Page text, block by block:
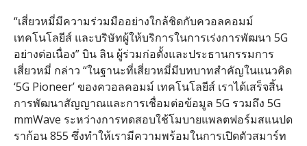
“เสี่ยวหมี่มีความร่วมมืออย่างใกล้ชิดกับควอลคอมม์
เทคโนโลยีส์ และบริษัทผู้ให้บริการในการเร่งการพัฒนา 5G
อย่างต่อเนื่อง” บิน ลิน ผู้ร่วมก่อตั้งและประธานกรรมการ
เสี่ยวหมี่ กล่าว “ในฐานะที่เสี่ยวหมี่มีบทบาทสำคัญในแนวคิด
‘5G Pioneer’ ของควอลคอมม์ เทคโนโลยีส์ เราได้เสร็จสิ้น
การพัฒนาสัญญาณและการเชื่อมต่อข้อมูล 5G รวมถึง 5G
mmWave ระหว่างการทดสอบใช้โมบายแพลตฟอร์มสแนปด
ราก้อน 855 ซึ่งทำให้เรามีความพร้อมในการเปิดตัวสมาร์ท